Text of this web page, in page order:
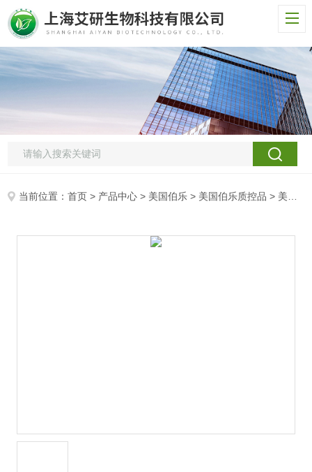
当前位置：首页 > 产品中心 > 美国伯乐 > 美国伯乐质控品 > 美国伯乐液体脑脊液控制品